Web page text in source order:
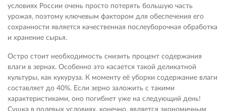
условиях России очень просто потерять большую часть
урожая, поэтому ключевым фактором для обеспечения его
сохранности является качественная послеуборочная обработка
и хранение сырья.
Остро стоит необходимость снизить процент содержания
влаги в зернах. Особенно это касается такой деликатной
культуры, как кукуруза. К моменту её уборки содержание влаги
составляет до 40%. Если зерно заложить с такими
характеристиками, оно погибнет уже на следующий день!
Сушка в полевых условиях, конечно, является экономичным